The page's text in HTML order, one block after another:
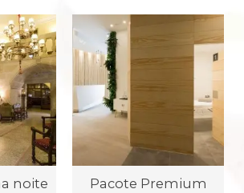
noite
Pacote Premium